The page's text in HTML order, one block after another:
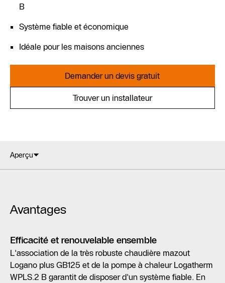
B
Système fiable et économique
Idéale pour les maisons anciennes
Demander un devis gratuit
Trouver un installateur
Aperçu
Avantages
Efficacité et renouvelable ensemble
L'association de la très robuste chaudière mazout
Logano plus GB125 et de la pompe à chaleur Logatherm
WPLS.2 B garantit de disposer d'un système fiable. En